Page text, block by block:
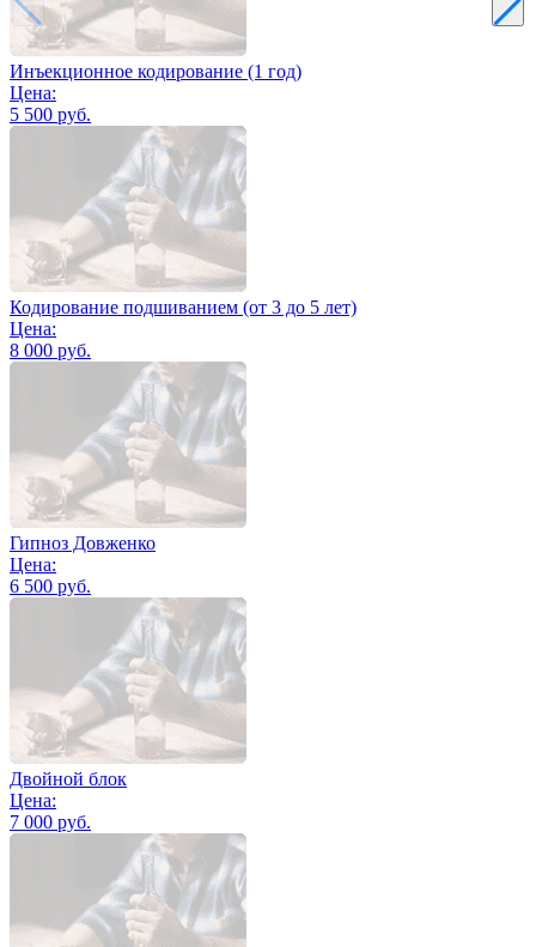
Инъекционное кодирование (1 год)
Цена:
5 500 руб.
Кодирование подшиванием (от 3 до 5 лет)
Цена:
8 000 руб.
Гипноз Довженко
Цена:
6 500 руб.
Двойной блок
Цена:
7 000 руб.